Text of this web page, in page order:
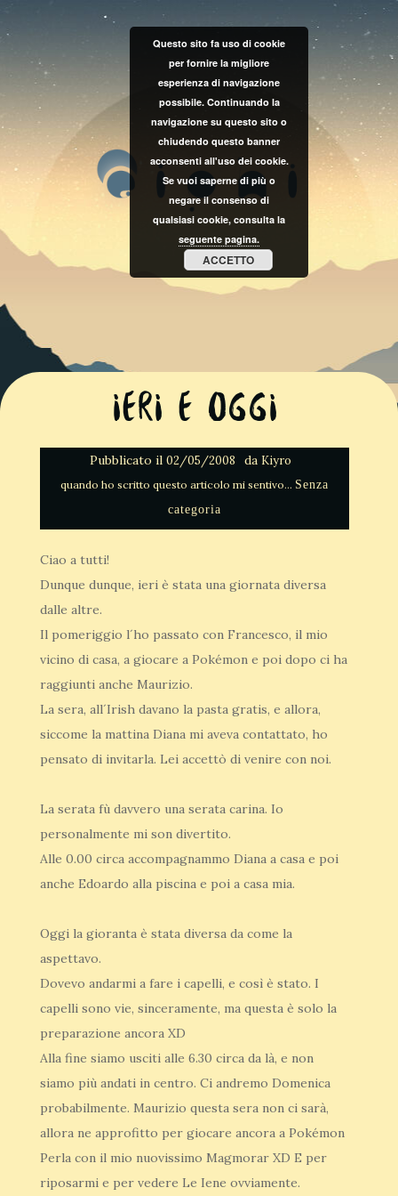
Ieri e Oggi
Pubblicato il 02/05/2008 da Kiyro
Senza
categoria
Ciao a tutti!
Dunque dunque, ieri è stata una giornata diversa
dalle altre.
Il pomeriggio l´ho passato con Francesco, il mio
vicino di casa, a giocare a Pokémon e poi dopo ci ha
raggiunti anche Maurizio.
La sera, all´Irish davano la pasta gratis, e allora,
siccome la mattina Diana mi aveva contattato, ho
pensato di invitarla. Lei accettò di venire con noi.
La serata fù davvero una serata carina. Io
personalmente mi son divertito.
Alle 0.00 circa accompagnammo Diana a casa e poi
anche Edoardo alla piscina e poi a casa mia.
Oggi la gioranta è stata diversa da come la
aspettavo.
Dovevo andarmi a fare i capelli, e così è stato. I
capelli sono vie, sinceramente, ma questa è solo la
preparazione ancora XD
Alla fine siamo usciti alle 6.30 circa da là, e non
siamo più andati in centro. Ci andremo Domenica
probabilmente. Maurizio questa sera non ci sarà,
allora ne approfitto per giocare ancora a Pokémon
Perla con il mio nuovissimo Magmorar XD E per
riposarmi e per vedere Le Iene ovviamente.
Questo sito fa uso di cookie
per fornire la migliore
esperienza di navigazione
possibile. Continuando la
navigazione su questo sito o
chiudendo questo banner
acconsenti all'uso dei cookie.
Se vuoi saperne di più o
negare il consenso di
qualsiasi cookie, consulta la
seguente pagina.
ACCETTO